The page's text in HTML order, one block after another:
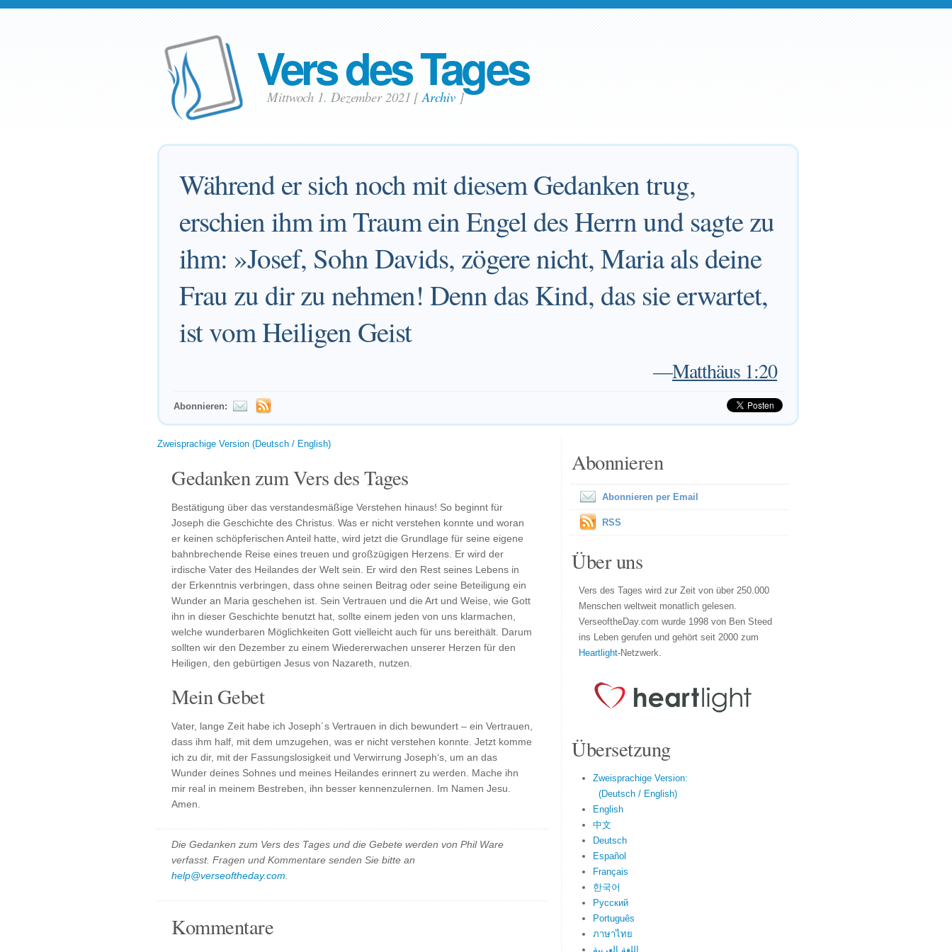
Vers des Tages
Mittwoch 1. Dezember 2021 [Archiv]
Während er sich noch mit diesem Gedanken trug,
erschien ihm im Traum ein Engel des Herrn und sagte zu
ihm: »Josef, Sohn Davids, zögere nicht, Maria als deine
Frau zu dir zu nehmen! Denn das Kind, das sie erwartet,
ist vom Heiligen Geist
—Matthäus 1:20
Abonnieren:
Zweisprachige Version (Deutsch / English)
Gedanken zum Vers des Tages
Bestätigung über das verstandesmäßige Verstehen hinaus! So beginnt für
Joseph die Geschichte des Christus. Was er nicht verstehen konnte und woran
er keinen schöpferischen Anteil hatte, wird jetzt die Grundlage für seine eigene
bahnbrechende Reise eines treuen und großzügigen Herzens. Er wird der
irdische Vater des Heilandes der Welt sein. Er wird den Rest seines Lebens in
der Erkenntnis verbringen, dass ohne seinen Beitrag oder seine Beteiligung ein
Wunder an Maria geschehen ist. Sein Vertrauen und die Art und Weise, wie Gott
ihn in dieser Geschichte benutzt hat, sollte einem jeden von uns klarmachen,
welche wunderbaren Möglichkeiten Gott vielleicht auch für uns bereithält. Darum
sollten wir den Dezember zu einem Wiedererwachen unserer Herzen für den
Heiligen, den gebürtigen Jesus von Nazareth, nutzen.
Mein Gebet
Vater, lange Zeit habe ich Joseph´s Vertrauen in dich bewundert – ein Vertrauen,
dass ihm half, mit dem umzugehen, was er nicht verstehen konnte. Jetzt komme
ich zu dir, mit der Fassungslosigkeit und Verwirrung Joseph‘s, um an das
Wunder deines Sohnes und meines Heilandes erinnert zu werden. Mache ihn
mir real in meinem Bestreben, ihn besser kennenzulernen. Im Namen Jesu.
Amen.
Die Gedanken zum Vers des Tages und die Gebete werden von Phil Ware
verfasst. Fragen und Kommentare senden Sie bitte an
help@verseoftheday.com
Kommentare
Abonnieren
Abonnieren per Email
RSS
Über uns
Vers des Tages wird zur Zeit von über 250.000
Menschen weltweit monatlich gelesen.
VerseoftheDay.com wurde 1998 von Ben Steed
ins Leben gerufen und gehört seit 2000 zum
Heartlight-Netzwerk.
Übersetzung
Zweisprachige Version:
(Deutsch / English)
English
中文
Deutsch
Español
Français
한국어
Русский
Português
ภาษาไทย
اللغة العربية